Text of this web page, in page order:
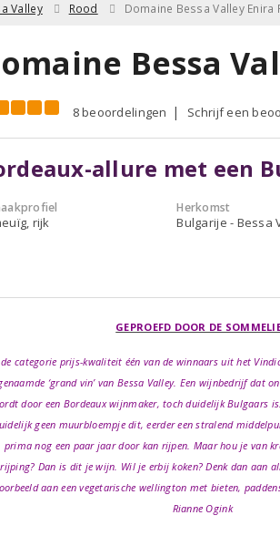
Valley Rood Domaine Bessa Valley Enira
Bessa
8 beoordelingen Schrijf een
allure met een
rijk
Herkomst
Bulgarije - Bessa
GEPROEFD DOOR DE
categorie prijs-kwaliteit één van de winnaars uit het
‘grand vin’ van Bessa Valley. Een wijnbedrijf dat
door een Bordeaux wijnmaker, toch duidelijk Bulgaars
geen muurbloempje dit, eerder een stralend
prima nog een paar jaar door kan rijpen. Maar hou je van
Dan is dit je wijn. Wil je erbij koken? Denk dan aan
aan een vegetarische wellington met bieten,
Rianne Ogink